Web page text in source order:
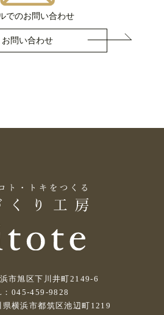
でのお問い合わせ
お問い合わせ
市旭区下川井町2149-6
：045-459-9828
県横浜市都筑区池辺町1219